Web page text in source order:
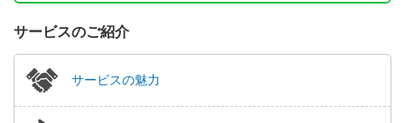
サービスのご紹介
サービスの魅力